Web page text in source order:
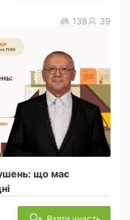
що має
138 39